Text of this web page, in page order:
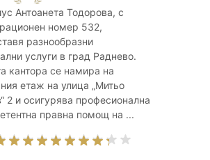
Антоанета Тодорова, с
номер 532,
разнообразни
услуги в град Раднево.
кантора се намира на
етаж на улица „Митьо
2 и осигурява професионална
правна помощ на ...